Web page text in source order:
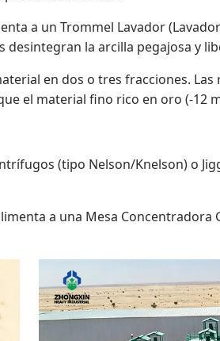
a un Trommel Lavador
la arcilla pegajosa y
en dos o tres fracciones.
el material fino rico en oro (-12
(tipo Nelson/Knelson) o
a una Mesa